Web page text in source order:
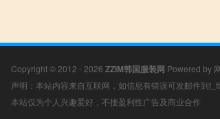
Copyright © 2012 - 2026 ZZIM韩国服装网 Powered by
声明：本站内容来自互联网，如信息有错误可发邮件到
本站仅为个人兴趣爱好，不接盈利性广告及商业合作